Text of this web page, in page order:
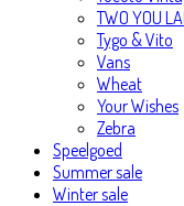
TWO YOU
Tygo & Vito
Vans
Wheat
Your Wishes
Zebra
Speelgoed
Summer sale
Winter sale